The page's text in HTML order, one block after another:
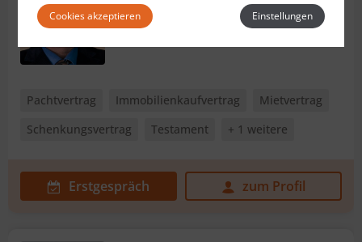
6020 Innsbruck
Pachtvertrag Immobilienkaufvertrag
Mietvertrag
Schenkungsvertrag
Testament + 1 weitere
Erstgespräch zum Profil
Cookies akzeptieren Einstellungen